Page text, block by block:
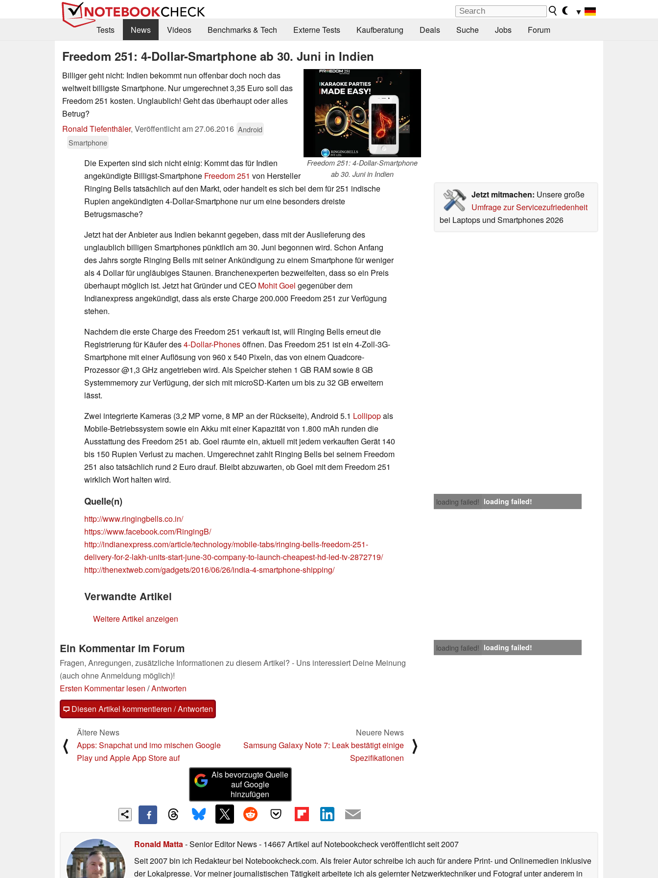
▼
Tests
News Videos Benchmarks & Tech Externe Tests Kaufberatung Deals Suche Jobs Forum
Freedom 251: 4-Dollar-Smartphone ab 30. Juni in Indien
Freedom 251: 4-Dollar-Smartphone
ab 30. Juni in Indien
Billiger geht nicht: Indien bekommt nun offenbar doch noch das
weltweit billigste Smartphone. Nur umgerechnet 3,35 Euro soll das
Freedom 251 kosten. Unglaublich! Geht das überhaupt oder alles
Betrug?
Ronald Tiefenthäler, Veröffentlicht am27.06.2016 Android
Smartphone
Jetzt mitmachen: Unsere große
Umfrage zur Servicezufriedenheit
bei Laptops und Smartphones 2026
Die Experten sind sich nicht einig: Kommt das für Indien
angekündigte Billigst-Smartphone Freedom 251 von Hersteller
Ringing Bells tatsächlich auf den Markt, oder handelt es sich bei dem für 251 indische
Rupien angekündigten 4-Dollar-Smartphone nur um eine besonders dreiste
Betrugsmasche?
Jetzt hat der Anbieter aus Indien bekannt gegeben, dass mit der Auslieferung des
unglaublich billigen Smartphones pünktlich am 30. Juni begonnen wird. Schon Anfang
des Jahrs sorgte Ringing Bells mit seiner Ankündigung zu einem Smartphone für weniger
als 4 Dollar für ungläubiges Staunen. Branchenexperten bezweifelten, dass so ein Preis
überhaupt möglich ist. Jetzt hat Gründer und CEO Mohit Goel gegenüber dem
Indianexpress angekündigt, dass als erste Charge 200.000 Freedom 251 zur Verfügung
stehen.
Nachdem die erste Charge des Freedom 251 verkauft ist, will Ringing Bells erneut die
Registrierung für Käufer des4-Dollar-Phonesöffnen. Das Freedom 251 ist ein 4-Zoll-3G-
Smartphone mit einer Auflösung von 960 x 540 Pixeln, das von einem Quadcore-
Prozessor @1,3 GHz angetrieben wird. Als Speicher stehen 1 GB RAM sowie 8 GB
Systemmemory zur Verfügung, der sich mit microSD-Karten um bis zu 32 GB erweitern
lässt.
Zwei integrierte Kameras (3,2 MP vorne, 8 MP an der Rückseite), Android 5.1 Lollipopals
Mobile-Betriebssystem sowie ein Akku mit einer Kapazität von 1.800 mAh runden die
Ausstattung des Freedom 251 ab. Goel räumte ein, aktuell mit jedem verkauften Gerät 140
bis 150 Rupien Verlust zu machen. Umgerechnet zahlt Ringing Bells bei seinem Freedom
251 also tatsächlich rund 2 Euro drauf. Bleibt abzuwarten, ob Goel mit dem Freedom 251
wirklich Wort halten wird.
loading failed! loading failed!
Quelle(n)
http://www.ringingbells.co.in/
https://www.facebook.com/RingingB/
http://indianexpress.com/article/technology/mobile-tabs/ringing-bells-freedom-251-
delivery-for-2-lakh-units-start-june-30-company-to-launch-cheapest-hd-led-tv-2872719/
http://thenextweb.com/gadgets/2016/06/26/india-4-smartphone-shipping/
Verwandte Artikel
Weitere Artikel anzeigen
loading failed! loading failed!
Ein Kommentar im Forum
Fragen, Anregungen, zusätzliche Informationen zu diesem Artikel? - Uns interessiert Deine Meinung
(auch ohne Anmeldung möglich)!
Ersten Kommentar lesen /Antworten
Diesen Artikel kommentieren / Antworten
⟨
Ältere News
Apps: Snapchat und imo mischen Google
Play und Apple App Store auf
Neuere News
Samsung Galaxy Note 7: Leak bestätigt einige
Spezifikationen
⟩
Als bevorzugte Quelle
auf Google
hinzufügen
Ronald Matta- Senior Editor News- 14667 Artikel auf Notebookcheck veröffentlichtseit 2007
Seit 2007 bin ich Redakteur bei Notebookcheck.com. Als freier Autor schreibe ich auch für andere Print- und Onlinemedien inklusive
der Lokalpresse. Vor meiner journalistischen Tätigkeit arbeitete ich als gelernter Netzwerktechniker und Fotograf unter anderem in